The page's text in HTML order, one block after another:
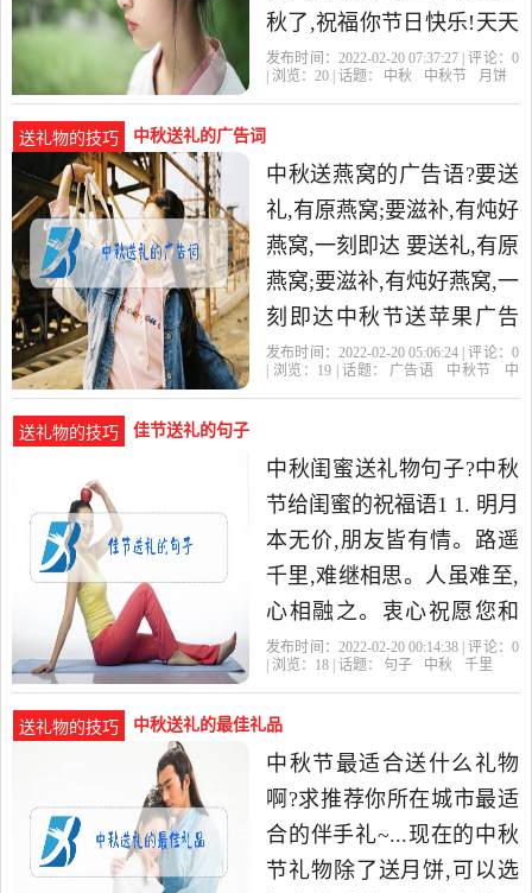
秋了,祝福你节日快乐!天天
拥有一份好心情,记得给我
发布时间：2022-02-20 07:37:27 | 评论： 0
| 浏览： 20 | 话题： 中秋 中秋节 月饼
送礼物的技巧 中秋送礼的广告词
中秋送燕窝的广告语?要送
礼,有原燕窝;要滋补,有炖好
燕窝,一刻即达 要送礼,有原
燕窝;要滋补,有炖好燕窝,一
刻即达中秋节送苹果广告
词?1. 我们批发健康。——
发布时间：2022-02-20 05:06:24 | 评论： 0
| 浏览： 19 | 话题： 广告语 中秋节
中
送礼物的技巧 佳节送礼的句子
中秋闺蜜送礼物句子?中秋
节给闺蜜的祝福语1 1. 明月
本无价,朋友皆有情。路遥
千里,难继相思。人虽难至,
心相融之。衷心祝愿您和
家人团圆美满,幸福安康。
发布时间：2022-02-20 00:14:38 | 评论： 0
| 浏览： 18 | 话题： 句子 中秋 千里
送礼物的技巧 中秋送礼的最佳礼品
中秋节最适合送什么礼物
啊?求推荐你所在城市最适
合的伴手礼~...现在的中秋
节礼物除了送月饼,可以选